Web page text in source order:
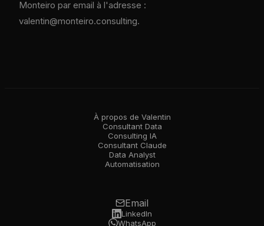
Monteiro par email à l'adresse :
valentin@monteiro.consulting.
À propos de Valentin
Consultant Data
Consulting IA
Consultant Claude
Data Analyst
Automatisation
Email
LinkedIn
WhatsApp